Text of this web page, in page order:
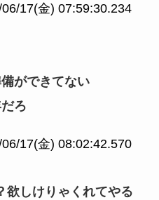
17(金) 07:59:30.234
ができてない
ろ
17(金) 08:02:42.570
欲しけりゃくれてやる